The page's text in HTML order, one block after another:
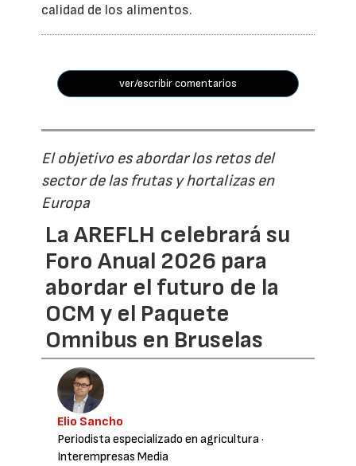
calidad de los alimentos.
ver/escribir comentarios
El objetivo es abordar los retos del
sector de las frutas y hortalizas en
Europa
La AREFLH celebrará su
Foro Anual 2026 para
abordar el futuro de la
OCM y el Paquete
Omnibus en Bruselas
Elio Sancho
Periodista especializado en agricultura·
Interempresas Media